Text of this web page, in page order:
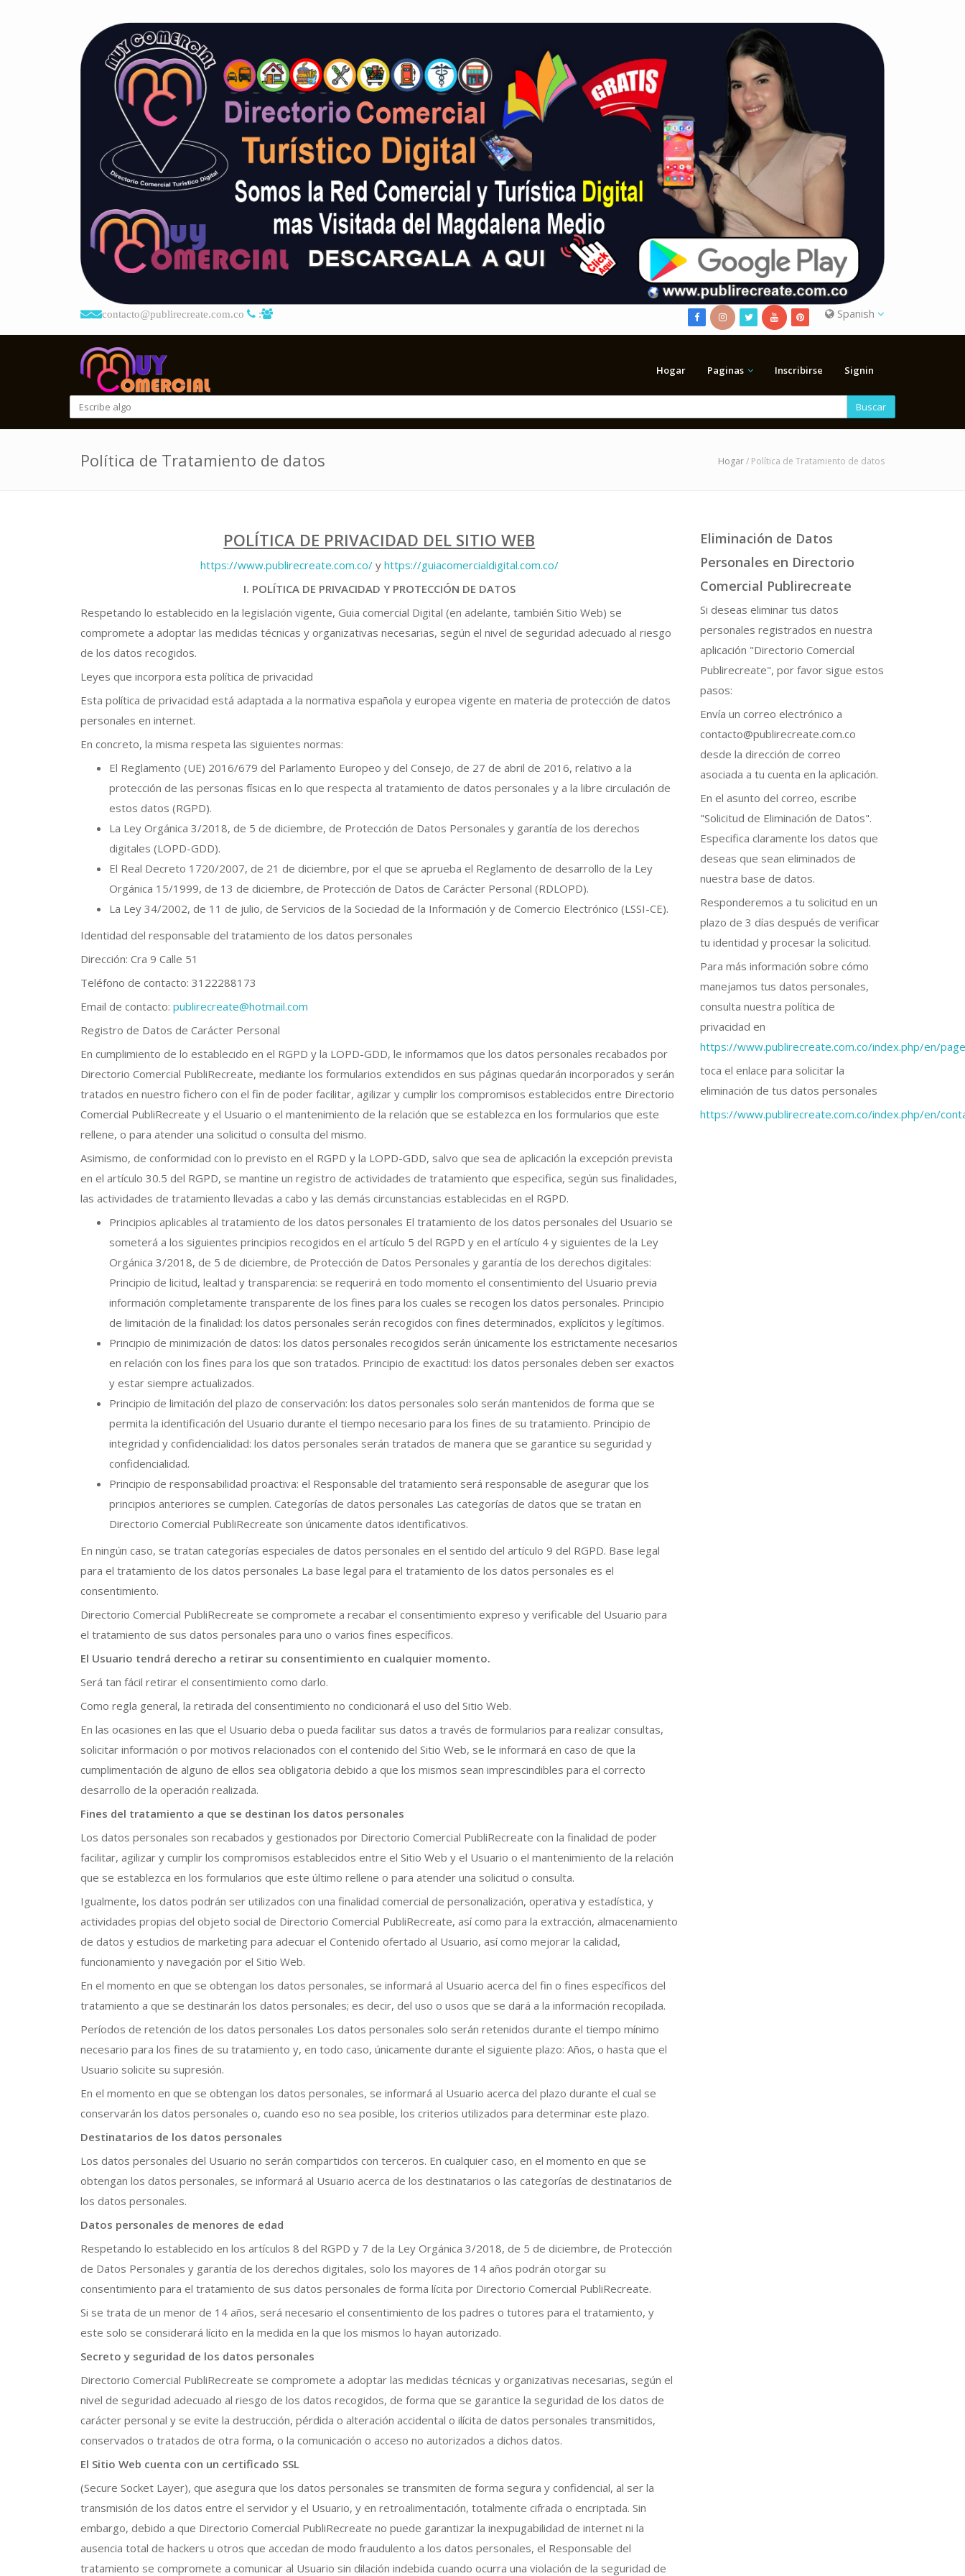
contacto@publirecreate.com.co : Spanish
Hogar Paginas Inscribirse Signin
Buscar
Política de Tratamiento de datos Hogar/ Política de Tratamiento de datos
POLÍTICA DE PRIVACIDAD DEL SITIO WEB
https://www.publirecreate.com.co/y https://guiacomercialdigital.com.co/
I. POLÍTICA DE PRIVACIDAD Y PROTECCIÓN DE DATOS
Respetando lo establecido en la legislación vigente, Guia comercial Digital (en adelante, también Sitio Web) se
compromete a adoptar las medidas técnicas y organizativas necesarias, según el nivel de seguridad adecuado al riesgo
de los datos recogidos.
Leyes que incorpora esta política de privacidad
Esta política de privacidad está adaptada a la normativa española y europea vigente en materia de protección de datos
personales en internet.
En concreto, la misma respeta las siguientes normas:
El Reglamento (UE) 2016/679 del Parlamento Europeo y del Consejo, de 27 de abril de 2016, relativo a la
protección de las personas físicas en lo que respecta al tratamiento de datos personales y a la libre circulación de
estos datos (RGPD).
La Ley Orgánica 3/2018, de 5 de diciembre, de Protección de Datos Personales y garantía de los derechos
digitales (LOPD-GDD).
El Real Decreto 1720/2007, de 21 de diciembre, por el que se aprueba el Reglamento de desarrollo de la Ley
Orgánica 15/1999, de 13 de diciembre, de Protección de Datos de Carácter Personal (RDLOPD).
La Ley 34/2002, de 11 de julio, de Servicios de la Sociedad de la Información y de Comercio Electrónico (LSSI-CE).
Identidad del responsable del tratamiento de los datos personales
Dirección: Cra 9 Calle 51
Teléfono de contacto: 3122288173
Email de contacto: publirecreate@hotmail.com
Registro de Datos de Carácter Personal
En cumplimiento de lo establecido en el RGPD y la LOPD-GDD, le informamos que los datos personales recabados por
Directorio Comercial PubliRecreate, mediante los formularios extendidos en sus páginas quedarán incorporados y serán
tratados en nuestro fichero con el fin de poder facilitar, agilizar y cumplir los compromisos establecidos entre Directorio
Comercial PubliRecreate y el Usuario o el mantenimiento de la relación que se establezca en los formularios que este
rellene, o para atender una solicitud o consulta del mismo.
Asimismo, de conformidad con lo previsto en el RGPD y la LOPD-GDD, salvo que sea de aplicación la excepción prevista
en el artículo 30.5 del RGPD, se mantine un registro de actividades de tratamiento que especifica, según sus finalidades,
las actividades de tratamiento llevadas a cabo y las demás circunstancias establecidas en el RGPD.
Principios aplicables al tratamiento de los datos personales El tratamiento de los datos personales del Usuario se
someterá a los siguientes principios recogidos en el artículo 5 del RGPD y en el artículo 4 y siguientes de la Ley
Orgánica 3/2018, de 5 de diciembre, de Protección de Datos Personales y garantía de los derechos digitales:
Principio de licitud, lealtad y transparencia: se requerirá en todo momento el consentimiento del Usuario previa
información completamente transparente de los fines para los cuales se recogen los datos personales. Principio
de limitación de la finalidad: los datos personales serán recogidos con fines determinados, explícitos y legítimos.
Principio de minimización de datos: los datos personales recogidos serán únicamente los estrictamente necesarios
en relación con los fines para los que son tratados. Principio de exactitud: los datos personales deben ser exactos
y estar siempre actualizados.
Principio de limitación del plazo de conservación: los datos personales solo serán mantenidos de forma que se
permita la identificación del Usuario durante el tiempo necesario para los fines de su tratamiento. Principio de
integridad y confidencialidad: los datos personales serán tratados de manera que se garantice su seguridad y
confidencialidad.
Principio de responsabilidad proactiva: el Responsable del tratamiento será responsable de asegurar que los
principios anteriores se cumplen. Categorías de datos personales Las categorías de datos que se tratan en
Directorio Comercial PubliRecreate son únicamente datos identificativos.
En ningún caso, se tratan categorías especiales de datos personales en el sentido del artículo 9 del RGPD. Base legal
para el tratamiento de los datos personales La base legal para el tratamiento de los datos personales es el
consentimiento.
Directorio Comercial PubliRecreate se compromete a recabar el consentimiento expreso y verificable del Usuario para
el tratamiento de sus datos personales para uno o varios fines específicos.
El Usuario tendrá derecho a retirar su consentimiento en cualquier momento.
Será tan fácil retirar el consentimiento como darlo.
Como regla general, la retirada del consentimiento no condicionará el uso del Sitio Web.
En las ocasiones en las que el Usuario deba o pueda facilitar sus datos a través de formularios para realizar consultas,
solicitar información o por motivos relacionados con el contenido del Sitio Web, se le informará en caso de que la
cumplimentación de alguno de ellos sea obligatoria debido a que los mismos sean imprescindibles para el correcto
desarrollo de la operación realizada.
Fines del tratamiento a que se destinan los datos personales
Los datos personales son recabados y gestionados por Directorio Comercial PubliRecreate con la finalidad de poder
facilitar, agilizar y cumplir los compromisos establecidos entre el Sitio Web y el Usuario o el mantenimiento de la relación
que se establezca en los formularios que este último rellene o para atender una solicitud o consulta.
Igualmente, los datos podrán ser utilizados con una finalidad comercial de personalización, operativa y estadística, y
actividades propias del objeto social de Directorio Comercial PubliRecreate, así como para la extracción, almacenamiento
de datos y estudios de marketing para adecuar el Contenido ofertado al Usuario, así como mejorar la calidad,
funcionamiento y navegación por el Sitio Web.
En el momento en que se obtengan los datos personales, se informará al Usuario acerca del fin o fines específicos del
tratamiento a que se destinarán los datos personales; es decir, del uso o usos que se dará a la información recopilada.
Períodos de retención de los datos personales Los datos personales solo serán retenidos durante el tiempo mínimo
necesario para los fines de su tratamiento y, en todo caso, únicamente durante el siguiente plazo: Años, o hasta que el
Usuario solicite su supresión.
En el momento en que se obtengan los datos personales, se informará al Usuario acerca del plazo durante el cual se
conservarán los datos personales o, cuando eso no sea posible, los criterios utilizados para determinar este plazo.
Destinatarios de los datos personales
Los datos personales del Usuario no serán compartidos con terceros. En cualquier caso, en el momento en que se
obtengan los datos personales, se informará al Usuario acerca de los destinatarios o las categorías de destinatarios de
los datos personales.
Datos personales de menores de edad
Respetando lo establecido en los artículos 8 del RGPD y 7 de la Ley Orgánica 3/2018, de 5 de diciembre, de Protección
de Datos Personales y garantía de los derechos digitales, solo los mayores de 14 años podrán otorgar su
consentimiento para el tratamiento de sus datos personales de forma lícita por Directorio Comercial PubliRecreate.
Si se trata de un menor de 14 años, será necesario el consentimiento de los padres o tutores para el tratamiento, y
este solo se considerará lícito en la medida en la que los mismos lo hayan autorizado.
Secreto y seguridad de los datos personales
Directorio Comercial PubliRecreate se compromete a adoptar las medidas técnicas y organizativas necesarias, según el
nivel de seguridad adecuado al riesgo de los datos recogidos, de forma que se garantice la seguridad de los datos de
carácter personal y se evite la destrucción, pérdida o alteración accidental o ilícita de datos personales transmitidos,
conservados o tratados de otra forma, o la comunicación o acceso no autorizados a dichos datos.
El Sitio Web cuenta con un certificado SSL
(Secure Socket Layer), que asegura que los datos personales se transmiten de forma segura y confidencial, al ser la
transmisión de los datos entre el servidor y el Usuario, y en retroalimentación, totalmente cifrada o encriptada. Sin
embargo, debido a que Directorio Comercial PubliRecreate no puede garantizar la inexpugabilidad de internet ni la
ausencia total de hackers u otros que accedan de modo fraudulento a los datos personales, el Responsable del
tratamiento se compromete a comunicar al Usuario sin dilación indebida cuando ocurra una violación de la seguridad de
Eliminación de Datos
Personales en Directorio
Comercial Publirecreate
Si deseas eliminar tus datos
personales registrados en nuestra
aplicación "Directorio Comercial
Publirecreate", por favor sigue estos
pasos:
Envía un correo electrónico a
contacto@publirecreate.com.co
desde la dirección de correo
asociada a tu cuenta en la aplicación.
En el asunto del correo, escribe
"Solicitud de Eliminación de Datos".
Especifica claramente los datos que
deseas que sean eliminados de
nuestra base de datos.
Responderemos a tu solicitud en un
plazo de 3 días después de verificar
tu identidad y procesar la solicitud.
Para más información sobre cómo
manejamos tus datos personales,
consulta nuestra política de
privacidad en
https://www.publirecreate.com.co/index.php/en/
toca el enlace para solicitar la
eliminación de tus datos personales
https://www.publirecreate.com.co/index.php/en/